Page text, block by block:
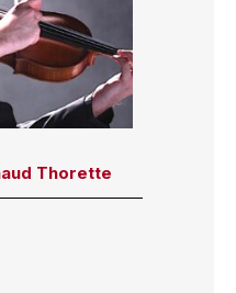
Thorette